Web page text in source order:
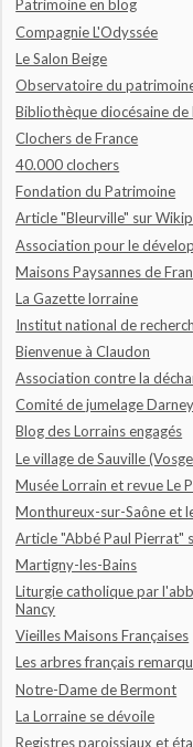
Patrimoine en blog
Compagnie L'Odyssée
Le Salon Beige
Observatoire du
Bibliothèque diocésaine de
Clochers de France
40.000 clochers
Fondation du Patrimoine
Article "Bleurville" sur
Association pour le
Maisons Paysannes de
La Gazette lorraine
Institut national de
Bienvenue à Claudon
Association contre la
Comité de jumelage
Blog des Lorrains engagés
Le village de Sauville
Musée Lorrain et revue Le
Monthureux-sur-Saône et
Article "Abbé Paul Pierrat"
Martigny-les-Bains
Liturgie catholique par
Nancy
Vieilles Maisons Françaises
Les arbres français
Notre-Dame de Bermont
La Lorraine se dévoile
Registres paroissiaux et